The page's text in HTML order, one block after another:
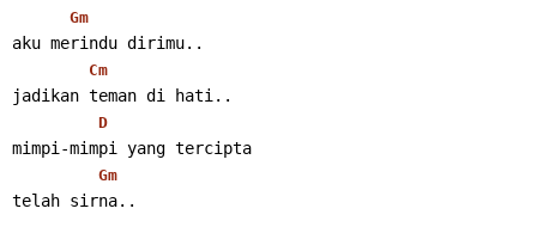
Gm
aku merindu dirimu..
Cm
jadikan teman di hati..
D
mimpi-mimpi yang tercipta
Gm
telah sirna..